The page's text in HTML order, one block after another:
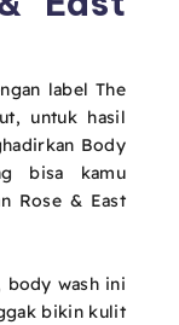
label The
untuk hasil
Body
bisa kamu
Rose & East
body wash ini
bikin kulit